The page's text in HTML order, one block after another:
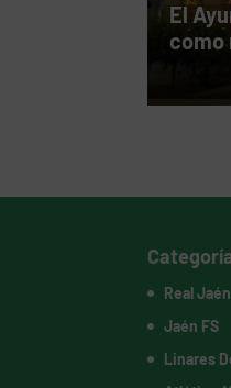
El
como
Real Jaén
Jaén FS
Linares